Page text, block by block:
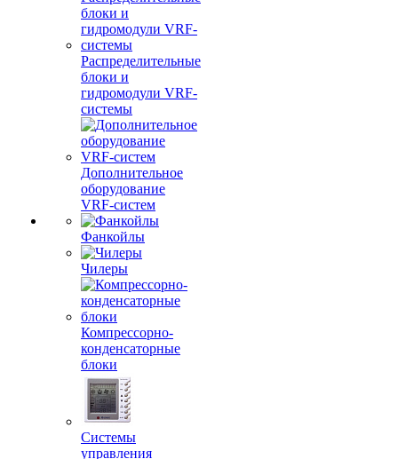
Распределительные
блоки и
гидромодули VRF-
системы
Дополнительное
оборудование
VRF-систем
Фанкойлы
Чилеры
Компрессорно-
конденсаторные
блоки
Системы
управления